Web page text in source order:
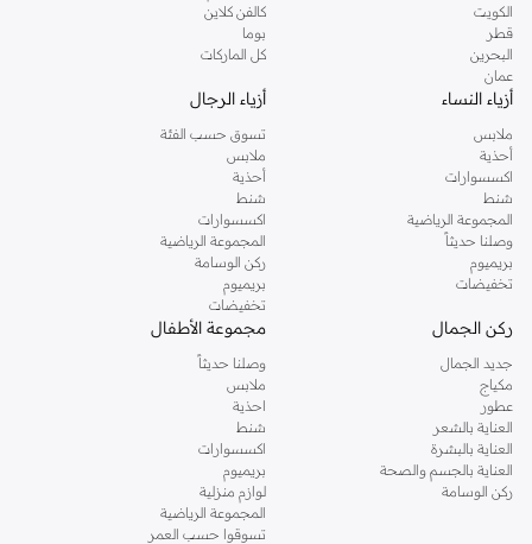
الكويت
قطر
البحرين
عمان
كالفن كلاين
بوما
كل الماركات
أزياء النساء
ملابس
أحذية
اكسسوارات
شنط
المجموعة الرياضية
وصلنا حديثاً
بريميوم
تخفيضات
أزياء الرجال
تسوق حسب الفئة
ملابس
أحذية
شنط
اكسسوارات
المجموعة الرياضية
ركن الوسامة
بريميوم
تخفيضات
ركن الجمال
جديد الجمال
مكياج
عطور
العناية بالشعر
العناية بالبشرة
العناية بالجسم والصحة
ركن الوسامة
مجموعة الأطفال
وصلنا حديثاً
ملابس
احذية
شنط
اكسسوارات
بريميوم
لوازم منزلية
المجموعة الرياضية
تسوقوا حسب العمر